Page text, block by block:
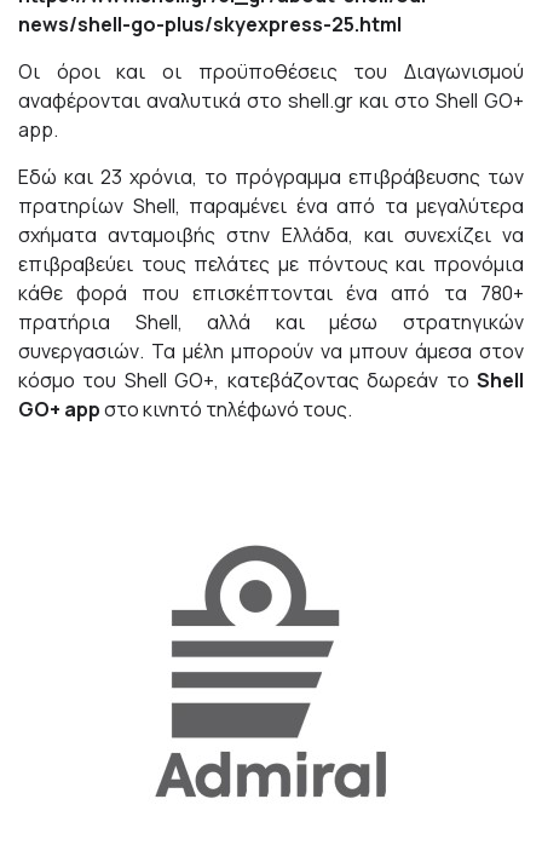
news/shell-go-plus/skyexpress-25.html
Οι όροι και οι προϋποθέσεις του Διαγωνισμού
αναφέρονται αναλυτικά στο shell.gr και στο Shell GO+
app.
Εδώ και 23 χρόνια, το πρόγραμμα επιβράβευσης των
πρατηρίων Shell, παραμένει ένα από τα μεγαλύτερα
σχήματα ανταμοιβής στην Ελλάδα, και συνεχίζει να
επιβραβεύει τους πελάτες με πόντους και προνόμια
κάθε φορά που επισκέπτονται ένα από τα 780+
πρατήρια Shell, αλλά και μέσω στρατηγικών
συνεργασιών. Τα μέλη μπορούν να μπουν άμεσα στον
κόσμο του Shell GO+, κατεβάζοντας δωρεάν το Shell
GO+ appστο κινητό τηλέφωνό τους.